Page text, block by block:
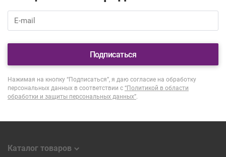
Подписаться
Нажимая на кнопку “Подписаться”, я даю согласие на обработку
персональных данных в соответствии с “Политикой в области
обработки и защиты персональных данных”
Каталог товаров